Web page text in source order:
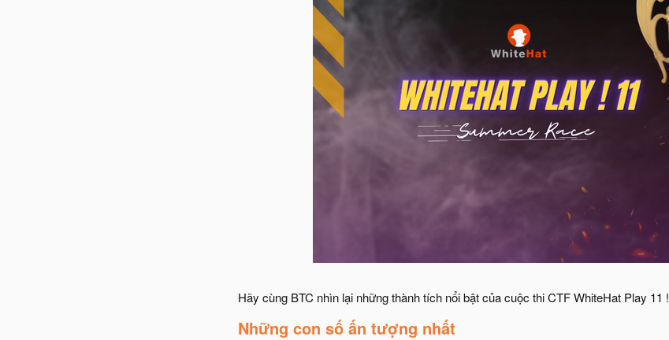
Hãy cùng BTC nhìn lại những thành tích nổi bật của cuộc thi CTF WhiteHat Play 11 !​
Những con số ấn tượng nhất